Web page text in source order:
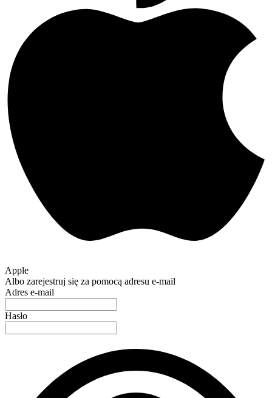
Apple
Albo zarejestruj się za pomocą adresu e-mail
Adres e-mail
Hasło